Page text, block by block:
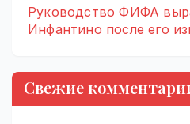
Руководство ФИФА
Инфантино после его
Свежие